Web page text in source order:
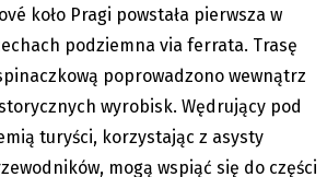
koło Pragi powstała pierwsza w
podziemna via ferrata. Trasę
poprowadzono wewnątrz
wyrobisk. Wędrujący pod
turyści, korzystając z asysty
mogą wspiąć się do części
Koniec regulacji cen paliw